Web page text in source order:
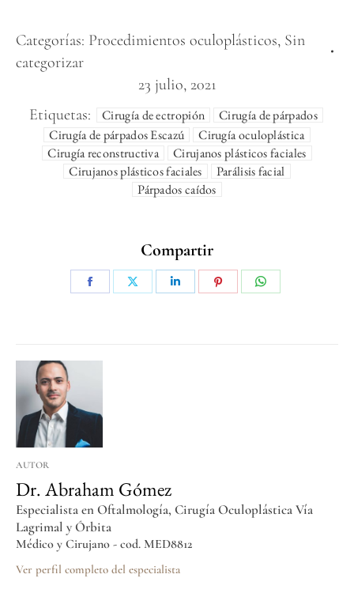
Categorías: Procedimientos oculoplásticos, Sin
categorizar
23 julio, 2021
Etiquetas:
Cirugía de ectropión
Cirugía de párpados
Cirugía de párpados Escazú
Cirugía oculoplástica
Cirugía reconstructiva
Cirujanos plásticos faciales
Cirujanos plásticos faciales
Parálisis facial
Párpados caídos
Compartir
AUTOR
Dr. Abraham Gómez
Especialista en Oftalmología, Cirugía Oculoplástica Vía
Lagrimal y Órbita
Médico y Cirujano - cod. MED8812
Ver perfil completo del especialista